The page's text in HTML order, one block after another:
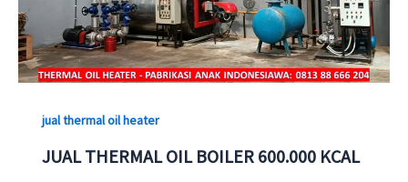
jual thermal oil heater
JUAL THERMAL OIL BOILER 600.000 KCAL